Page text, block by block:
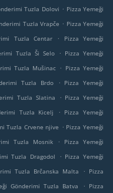
Tuzla Dolovi . Pizza Yemeği
Tuzla Vrapče . Pizza Yemeği
Tuzla Centar .
Pizza Yemeği
Tuzla Ši Selo . Pizza Yemeği
Tuzla Mušinac . Pizza Yemeği
Tuzla Brdo . Pizza Yemeği
Tuzla Slatina . Pizza Yemeği
Tuzla Kicelj . Pizza Yemeği
Tuzla Crvene njive . Pizza Yemeği
Tuzla Mosnik .
Pizza Yemeği
Tuzla Dragodol . Pizza Yemeği
Tuzla Brčanska Malta . Pizza
Gönderimi Tuzla Batva . Pizza